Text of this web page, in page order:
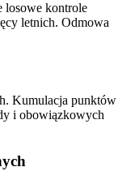
losowe kontrole
letnich. Odmowa
Kumulacja punktów
i obowiązkowych